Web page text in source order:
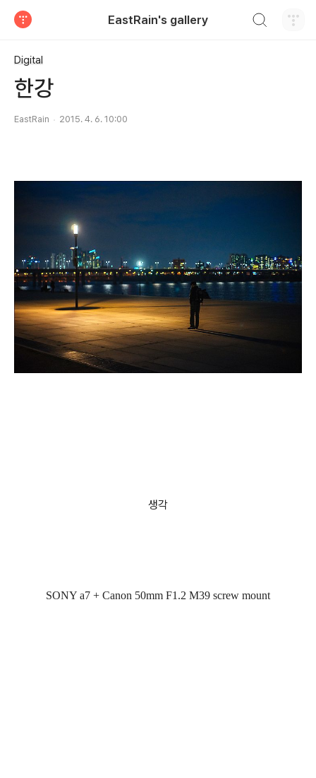
EastRain's gallery
Digital
한강
EastRain 2015. 4. 6. 10:00
생각
SONY a7 + Canon 50mm F1.2 M39 screw mount